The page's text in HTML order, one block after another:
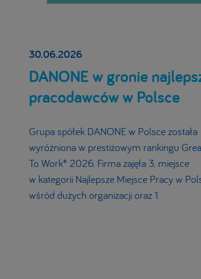
30.06.2026
DANONE w gronie
pracodawców w Polsce
Grupa spółek DANONE w Polsce została
wyróżniona w prestiżowym rankingu
To Work® 2026. Firma zajęła 3. miejsce
w kategorii Najlepsze Miejsce Pracy w
wśród dużych organizacji oraz 1.